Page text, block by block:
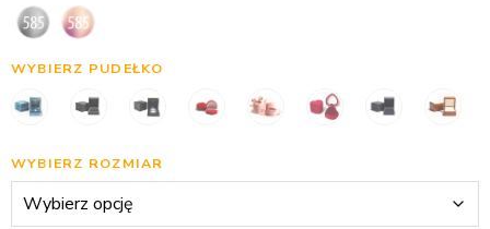
WYBIERZ PUDEŁKO
WYBIERZ ROZMIAR